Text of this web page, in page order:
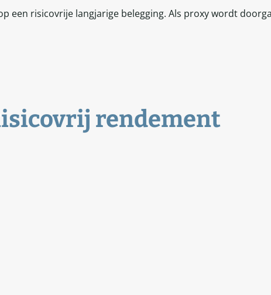
een risicovrije langjarige belegging. Als proxy wordt
rendement